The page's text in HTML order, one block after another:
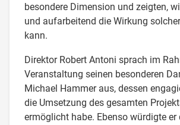
besondere Dimension und zeigten,
und aufarbeitend die Wirkung
kann.
Direktor Robert Antoni sprach im
Veranstaltung seinen besonderen
Michael Hammer aus, dessen
die Umsetzung des gesamten
ermöglicht habe. Ebenso würdigte er